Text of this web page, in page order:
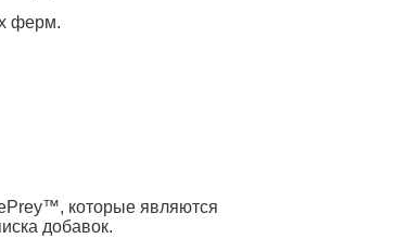
ферм.
которые являются
добавок.